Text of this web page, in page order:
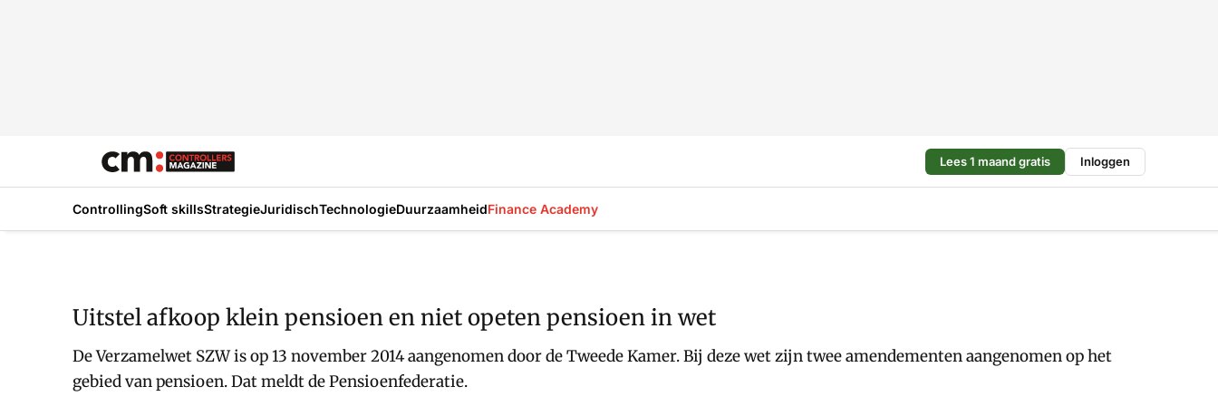
Lees 1 maand gratis Inloggen
ControllingSoft skillsStrategieJuridischTechnologieDuurzaamheidFinance Academy
Uitstel afkoop klein pensioen en niet opeten pensioen in wet
De Verzamelwet SZW is op 13 november 2014 aangenomen door de Tweede Kamer. Bij deze wet zijn twee amendementen aangenomen op het
gebied van pensioen. Dat meldt de Pensioenfederatie.